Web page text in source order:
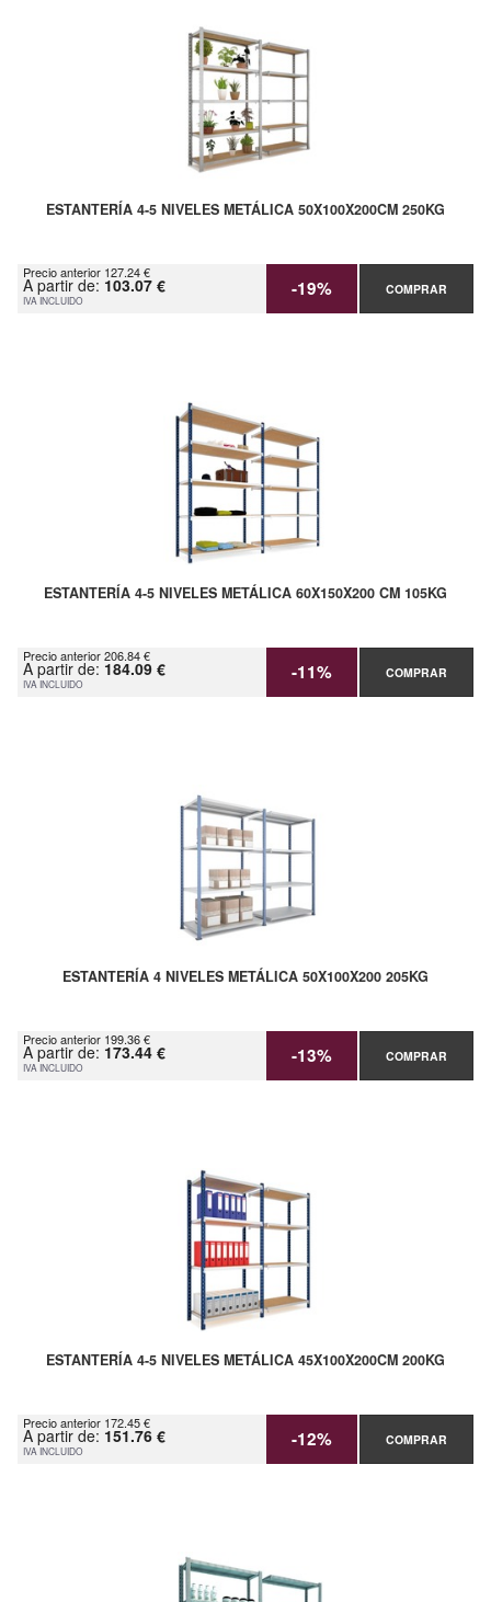
ESTANTERÍA 4-5 NIVELES METÁLICA 50X100X200CM 250KG
Precio anterior 127.24 €
A partir de: 103.07 €
IVA INCLUIDO -19% COMPRAR
ESTANTERÍA 4-5 NIVELES METÁLICA 60X150X200 CM 105KG
Precio anterior 206.84 €
A partir de: 184.09 €
IVA INCLUIDO -11% COMPRAR
ESTANTERÍA 4 NIVELES METÁLICA 50X100X200 205KG
Precio anterior 199.36 €
A partir de: 173.44 €
IVA INCLUIDO -13% COMPRAR
ESTANTERÍA 4-5 NIVELES METÁLICA 45X100X200CM 200KG
Precio anterior 172.45 €
A partir de: 151.76 €
IVA INCLUIDO -12% COMPRAR